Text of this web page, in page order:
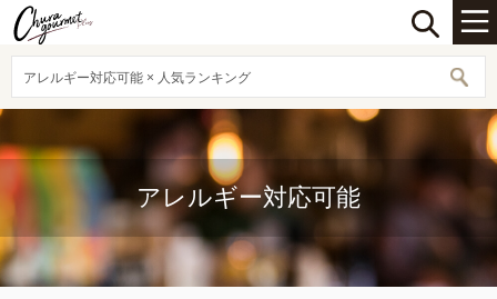
アレルギー対応可能 × 人気ランキング
アレルギー対応可能